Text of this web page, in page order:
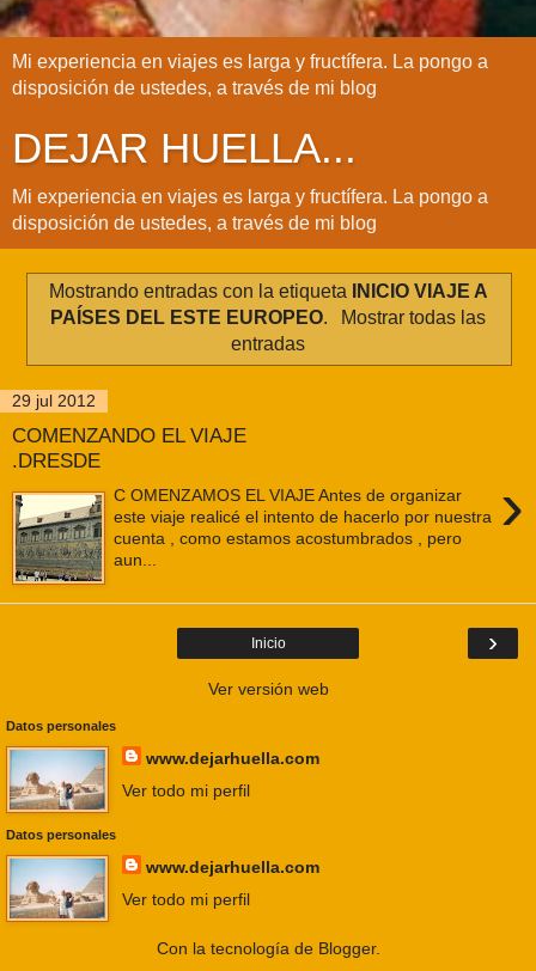
Mi experiencia en viajes es larga y fructífera. La pongo a
disposición de ustedes, a través de mi blog
DEJAR HUELLA...
Mi experiencia en viajes es larga y fructífera. La pongo a
disposición de ustedes, a través de mi blog
Mostrando entradas con la etiqueta
INICIO VIAJE A
PAÍSES DEL ESTE EUROPEO.
Mostrar todas las
entradas
29 jul 2012
COMENZANDO EL VIAJE
.DRESDE
›
C OMENZAMOS EL VIAJE Antes de organizar
este viaje realicé el intento de hacerlo por nuestra
cuenta , como estamos acostumbrados , pero
aun...
›
Inicio
Ver versión web
Datos personales
www.dejarhuella.com
Ver todo mi perfil
Datos personales
www.dejarhuella.com
Ver todo mi perfil
Con la tecnología de Blogger.